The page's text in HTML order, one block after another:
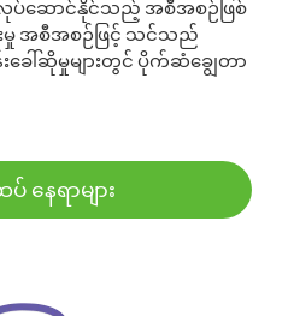
ပ်ဆောင်နိုင်သည့် အစီအစဉ်ဖြစ်
မှု အစီအစဉ်ဖြင့် သင်သည်
ခေါ်ဆိုမှုများတွင် ပိုက်ဆံချွေတာ
နေရာများ